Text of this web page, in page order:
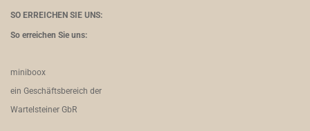
SO ERREICHEN SIE UNS:
So erreichen Sie uns:
miniboox
ein Geschäftsbereich der
Wartelsteiner GbR